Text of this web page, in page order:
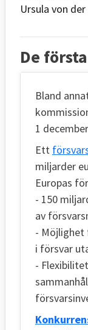
Ursula von der
De
Bland
1
Ett
miljarder
Europas
- 150
av
- Möjlighet
i försvar
-